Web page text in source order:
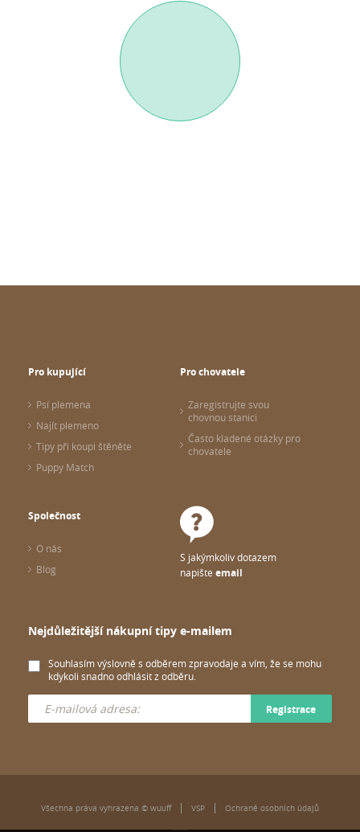
Pro kupující
Psí plemena
Najít plemeno
Tipy při koupi štěněte
Puppy Match
Pro chovatele
Zaregistrujte svou
chovnou stanici
Často kladené otázky pro
chovatele
Společnost
O nás
Blog
S jakýmkoliv dotazem
napište email
Nejdůležitější nákupní tipy e-mailem
Souhlasím výslovně s odběrem zpravodaje a vím, že se mohu
kdykoli snadno odhlásit z odběru.
Registrace
Všechna práva vyhrazena © wuuff VSP Ochraně osobních údajů